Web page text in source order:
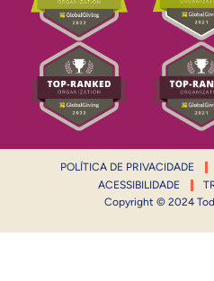
POLÍTICA DE PRIVACIDADE
ACESSIBILIDADE
Copyright © 2024